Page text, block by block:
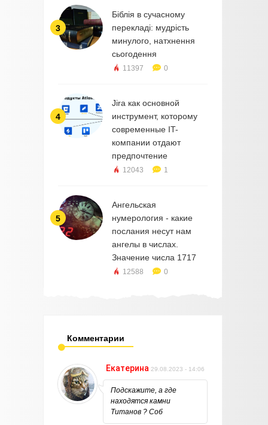
3
Біблія в сучасному
перекладі: мудрість
минулого, натхнення
сьогодення
11397 0
4
Jira как основной
инструмент, которому
современные IT-
компании отдают
предпочтение
12043 1
5
Ангельская
нумерология - какие
послания несут нам
ангелы в числах.
Значение числа 1717
12588 0
Комментарии
Екатерина 29.08.2023 - 14:06
Подскажите, а где
находятся камни
Титанов ? Соб